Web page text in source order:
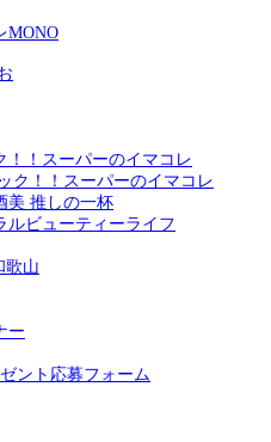
MONO
！！スーパーのイマコレ
ク！！スーパーのイマコレ
美 推しの一杯
ルビューティーライフ
歌山
ー
ント応募フォーム